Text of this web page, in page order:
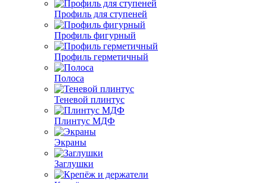
Профиль для ступеней
Профиль фигурный
Профиль герметичный
Полоса
Теневой плинтус
Плинтус МДФ
Экраны
Заглушки